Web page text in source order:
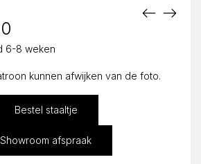
6-8 weken
kunnen afwijken van de foto.
Bestel staaltje
Showroom afspraak